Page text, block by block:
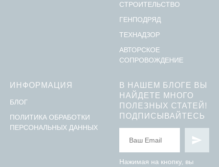
СТРОИТЕЛЬСТВО
ГЕНПОДРЯД
ТЕХНАДЗОР
АВТОРСКОЕ
СОПРОВОЖДЕНИЕ
ИНФОРМАЦИЯ
БЛОГ
ПОЛИТИКА ОБРАБОТКИ
ПЕРСОНАЛЬНЫХ ДАННЫХ
В НАШЕМ БЛОГЕ ВЫ
НАЙДЕТЕ МНОГО
ПОЛЕЗНЫХ СТАТЕЙ!
ПОДПИСЫВАЙТЕСЬ
Нажимая на кнопку, вы